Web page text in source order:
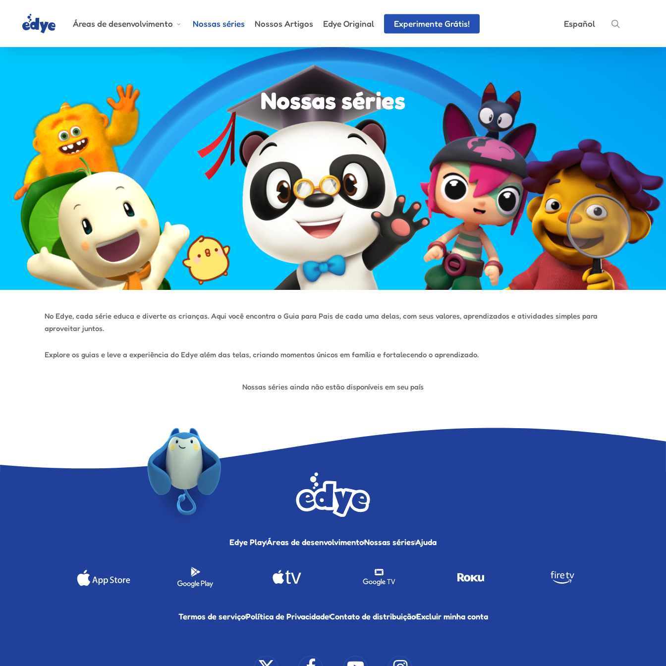
Áreas de desenvolvimento Nossas séries Nossos Artigos Edye Original Experimente Grátis! Español
Nossas séries
No Edye, cada série educa e diverte as crianças. Aqui você encontra o Guia para Pais de cada uma delas, com seus valores, aprendizados e atividades simples para
aproveitar juntos.
Explore os guias e leve a experiência do Edye além das telas, criando momentos únicos em família e fortalecendo o aprendizado.
Nossas séries ainda não estão disponíveis em seu país
Edye PlayÁreas de desenvolvimentoNossas sériesAjuda
Termos de serviçoPolítica de PrivacidadeContato de distribuiçãoExcluir minha conta
facebook youtube instagram